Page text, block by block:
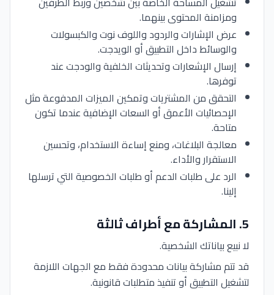
ومزامنة المحتوى بينهما.
عرض الإشارات والردود واللوف نوت والكبسولات
والوسائط داخل التطبيق أو الويدجت.
إرسال الإشعارات وتحديثات الخلفية والودجت عند
توفرها.
التحقق من المشتريات وتمكين الميزات المدفوعة مثل
الإحصائيات الأعمق أو السعات الإضافية عندما تكون
متاحة.
معالجة البلاغات، ومنع إساءة الاستخدام، وتحسين
الاستقرار والأداء.
الرد على طلبات الدعم أو طلبات الخصوصية التي ترسلها
إلينا.
5
.المشاركة مع أطراف ثالثة
لا نبيع بياناتك الشخصية.
قد تتم مشاركة بيانات محدودة فقط مع الجهات اللازمة
لتشغيل التطبيق أو تنفيذ متطلبات قانونية.